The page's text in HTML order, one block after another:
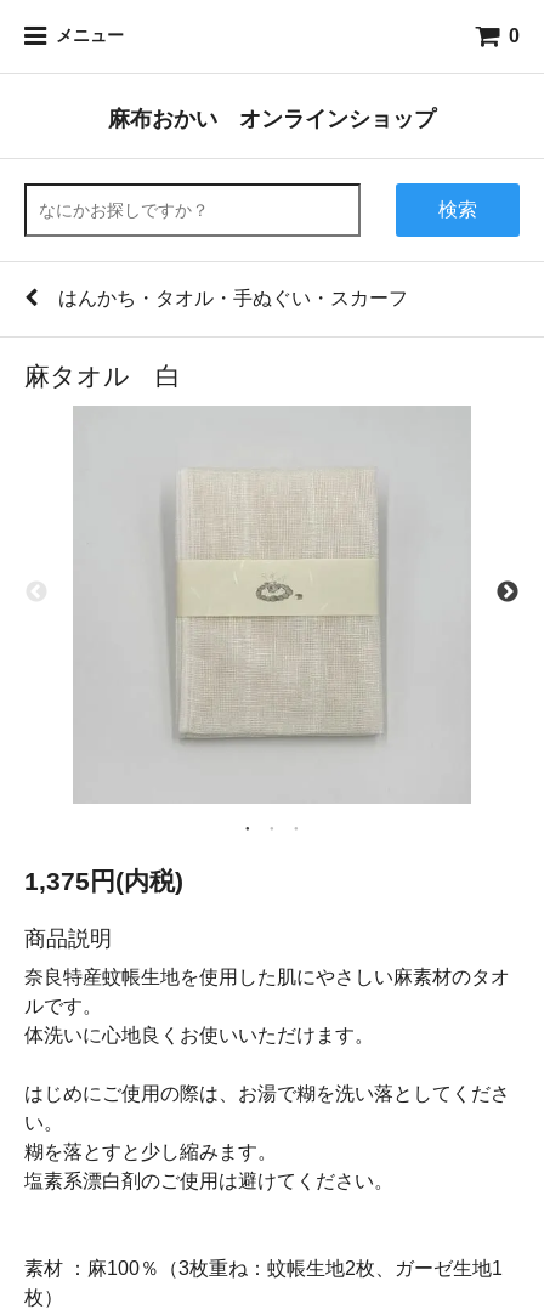
メニュー 0
麻布おかい オンラインショップ
検索
はんかち・タオル・手ぬぐい・スカーフ
麻タオル 白
1,375円(内税)
商品説明
奈良特産蚊帳生地を使用した肌にやさしい麻素材のタオ
ルです。
体洗いに心地良くお使いいただけます。
はじめにご使用の際は、お湯で糊を洗い落としてくださ
い。
糊を落とすと少し縮みます。
塩素系漂白剤のご使用は避けてください。
素材 ：麻100％（3枚重ね：蚊帳生地2枚、ガーゼ生地1
枚）